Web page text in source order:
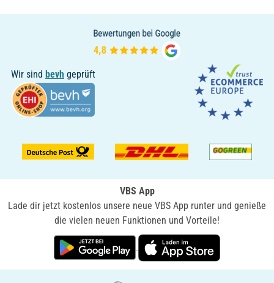
Wir sind bevh geprüft
VBS App
Lade dir jetzt kostenlos unsere neue VBS App runter und genieße
die vielen neuen Funktionen und Vorteile!